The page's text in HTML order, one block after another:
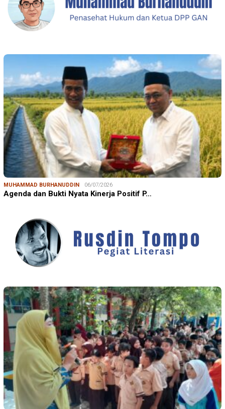
MUHAMMAD BURHANUDDIN 06/07/2026
Agenda dan Bukti Nyata Kinerja Positif P…